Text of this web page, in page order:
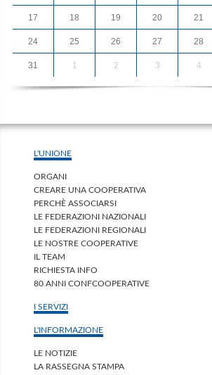
17 18 19 20 21
24 25 26 27 28
31 1 2 3 4
L'UNIONE
ORGANI
CREARE UNA COOPERATIVA
PERCHÈ ASSOCIARSI
LE FEDERAZIONI NAZIONALI
LE FEDERAZIONI REGIONALI
LE NOSTRE COOPERATIVE
IL TEAM
RICHIESTA INFO
80 ANNI CONFCOOPERATIVE
I SERVIZI
L'INFORMAZIONE
LE NOTIZIE
LA RASSEGNA STAMPA